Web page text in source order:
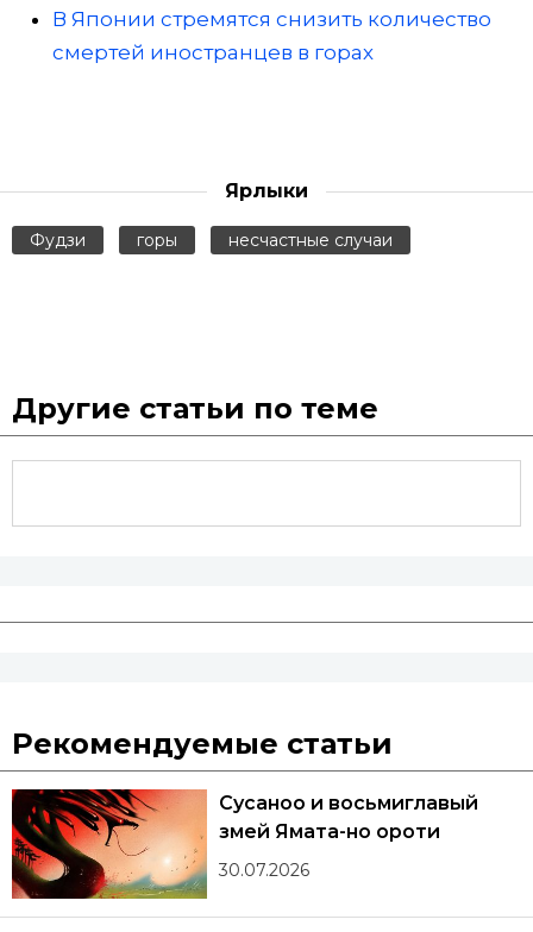
В Японии стремятся снизить количество
смертей иностранцев в горах
Ярлыки
Фудзи горы несчастные случаи
Другие статьи по теме
Рекомендуемые статьи
Сусаноо и восьмиглавый
змей Ямата-но ороти
30.07.2026